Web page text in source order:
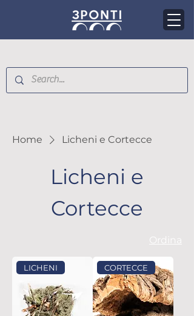
Home Licheni e Cortecce
Licheni e
Cortecce
Ordina
LICHENI CORTECCE